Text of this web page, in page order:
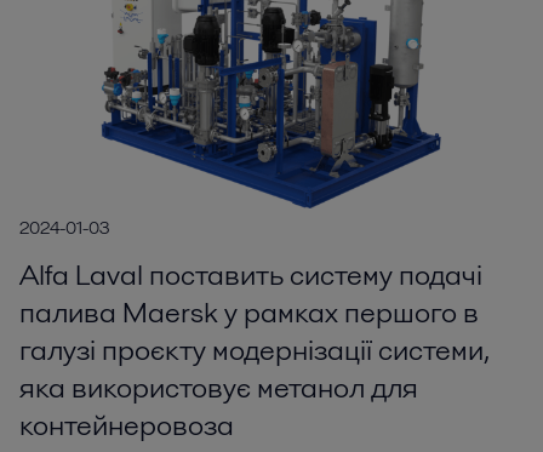
2024-01-03
Alfa Laval поставить систему подачі
палива Maersk у рамках першого в
галузі проєкту модернізації системи,
яка використовує метанол для
контейнеровоза